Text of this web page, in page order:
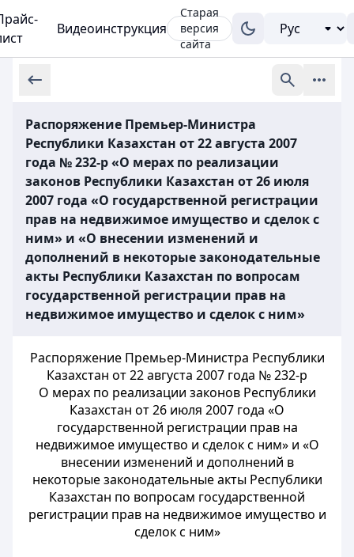
Видеоинструкция
Старая
версия
сайта
Распоряжение Премьер-Министра
Республики Казахстан от 22 августа 2007
года № 232-р «О мерах по реализации
законов Республики Казахстан от 26 июля
2007 года «О государственной регистрации
прав на недвижимое имущество и сделок с
ним» и «О внесении изменений и
дополнений в некоторые законодательные
акты Республики Казахстан по вопросам
государственной регистрации прав на
недвижимое имущество и сделок с ним»
Распоряжение Премьер-Министра Республики
Казахстан от 22 августа 2007 года № 232-р
О мерах по реализации законов Республики
Казахстан от 26 июля 2007 года «О
государственной регистрации прав на
недвижимое имущество и сделок с ним» и «О
внесении изменений и дополнений в
некоторые законодательные акты Республики
Казахстан по вопросам государственной
регистрации прав на недвижимое имущество и
сделок с ним»